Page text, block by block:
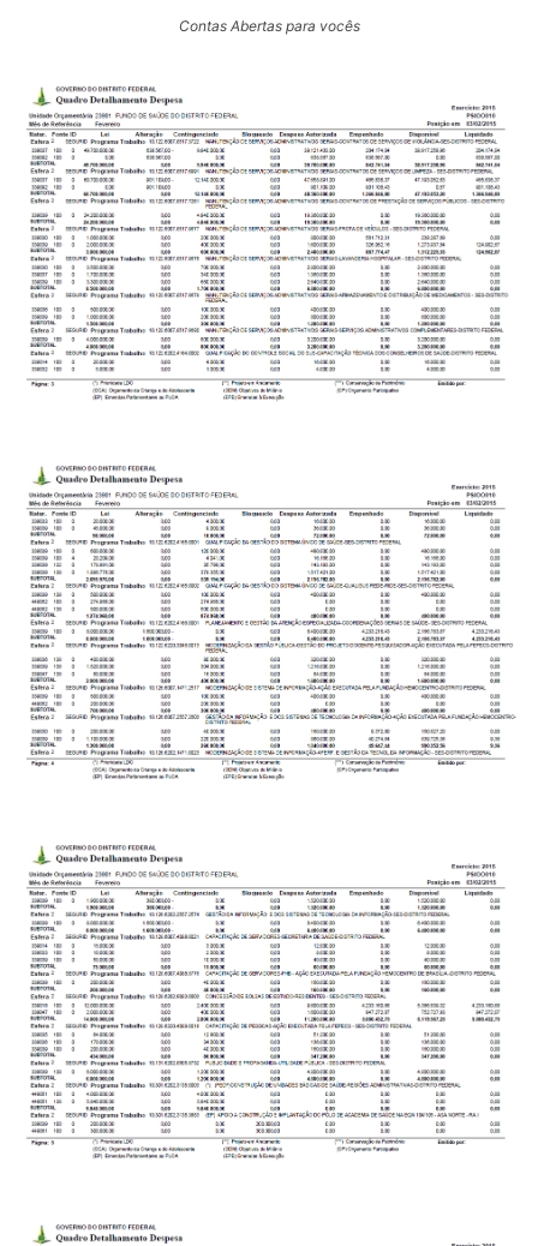
Contas Abertas para vocês